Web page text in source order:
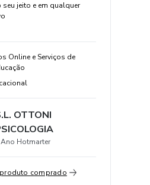
seu jeito e em qualquer
Online e Serviços de
OTTONI
Ano Hotmarter
comprado